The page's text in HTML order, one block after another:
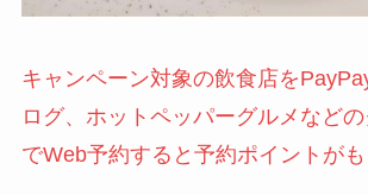
キャンペーン対象の飲食店を
ログ、ホットペッパーグルメなど
でWeb予約すると予約ポイントがも